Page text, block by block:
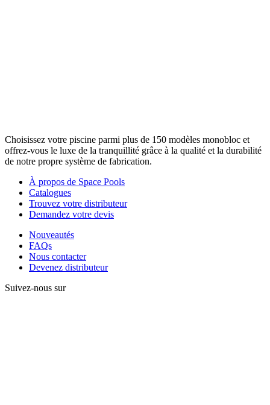
Choisissez votre piscine parmi plus de 150 modèles monobloc et
offrez-vous le luxe de la tranquillité grâce à la qualité et la durabilité
de notre propre système de fabrication.
À propos de Space Pools
Catalogues
Trouvez votre distributeur
Demandez votre devis
Nouveautés
FAQs
Nous contacter
Devenez distributeur
Suivez-nous sur